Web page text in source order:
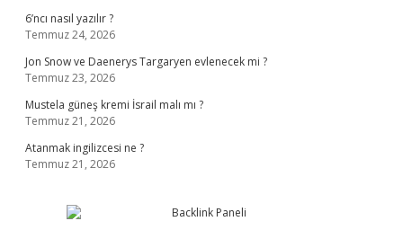
6’ncı nasıl yazılır ?
Temmuz 24, 2026
Jon Snow ve Daenerys Targaryen evlenecek mi ?
Temmuz 23, 2026
Mustela güneş kremi İsrail malı mı ?
Temmuz 21, 2026
Atanmak ingilizcesi ne ?
Temmuz 21, 2026